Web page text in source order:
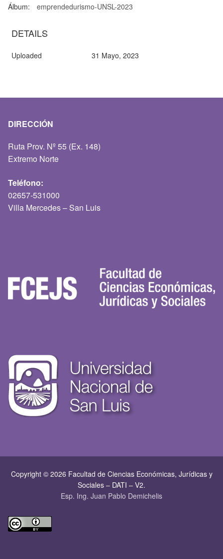
Álbum: emprendedurismo-UNSL-2023
DETAILS
Uploaded 31 Mayo, 2023
DIRECCIÓN
Ruta Prov. Nº 55 (Ex. 148)
Extremo Norte
Teléfono:
02657-531000
Villa Mercedes – San Luis
Copyright © 2026 Facultad de Ciencias Económicas, Jurí­dicas y
Sociales – DATI – V2.
Esp. Ing. Juan Pablo Demichelis